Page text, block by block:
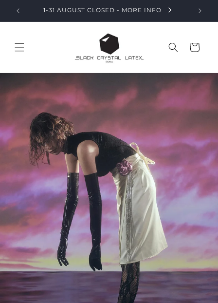
direttamente1-31 AUGUST CLOSED - MORE INFO
Carrello